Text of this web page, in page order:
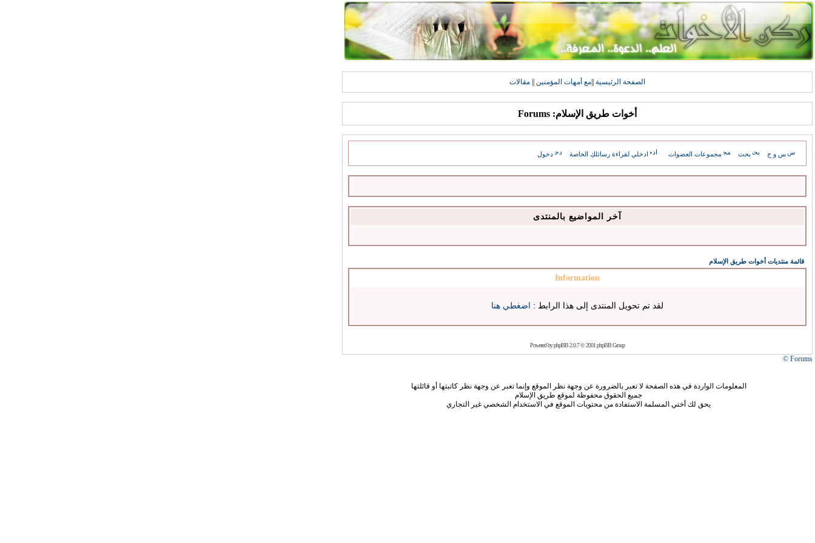
الصفحة الرئيسية مع أمهات المؤمنين مقالات
أخوات طريق الإسلام: Forums
س و ج بحث مجموعات العضوات ادخلي لقراءة رسائلكِ الخاصة دخول
آخر المواضيع بالمنتدى
قائمة منتديات أخوات طريق الإسلام
Information
لقد تم تحويل المنتدى إلى هذا الرابط : اضغطي هنا
Powered byphpBB2.0.7 © 2001 phpBB Group
Forums ©
المعلومات الواردة في هذه الصفحة لا تعبر بالضرورة عن وجهة نظر الموقع وإنما تعبر عن وجهة نظر كاتبتها أو قائلتها
جميع الحقوق محفوظة لموقع طريق الإسلام
يحق لك أختي المسلمة الاستفادة من محتويات الموقع في الاستخدام الشخصي غير التجاري